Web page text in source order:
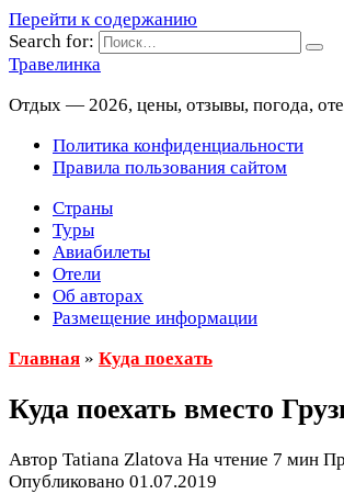
Перейти к содержанию
Search for:
Травелинка
Отдых — 2026, цены, отзывы, погода,
Политика конфиденциальности
Правила пользования сайтом
Страны
Туры
Авиабилеты
Отели
Об авторах
Размещение информации
Главная » Куда поехать
Куда поехать вместо
Автор Tatiana Zlatova На чтение 7 мин
Опубликовано 01.07.2019